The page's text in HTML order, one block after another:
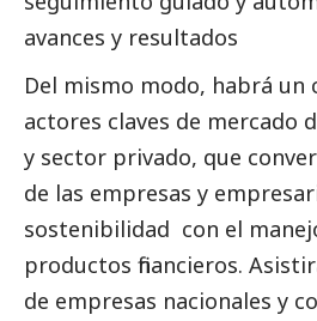
avances y resultados
Del mismo modo, habrá un
actores claves de mercado
y sector privado, que
de las empresas y
sostenibilidad con el
productos financieros.
de empresas nacionales y